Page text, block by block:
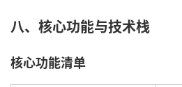
八、核心功能与技术栈
核心功能清单